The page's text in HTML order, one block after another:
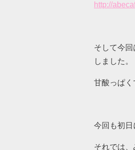
http://
そして今
しました。
甘酸っぱく
今回も初日
それでは